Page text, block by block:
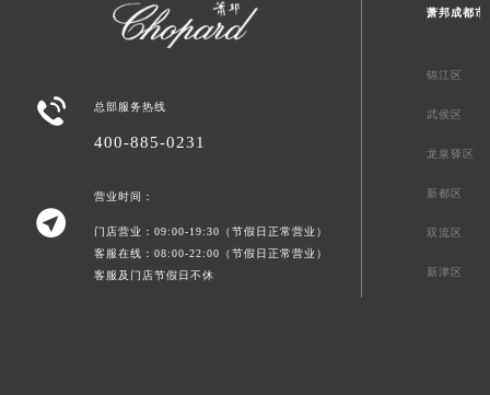
 总部服务热线
400-885-0231

营业时间：
门店营业：09:00-19:30（节假日正常营业）
客服在线：08:00-22:00（节假日正常营业）
客服及门店节假日不休
萧邦成都市
锦江区
武侯区
龙泉驿区
新都区
双流区
新津区